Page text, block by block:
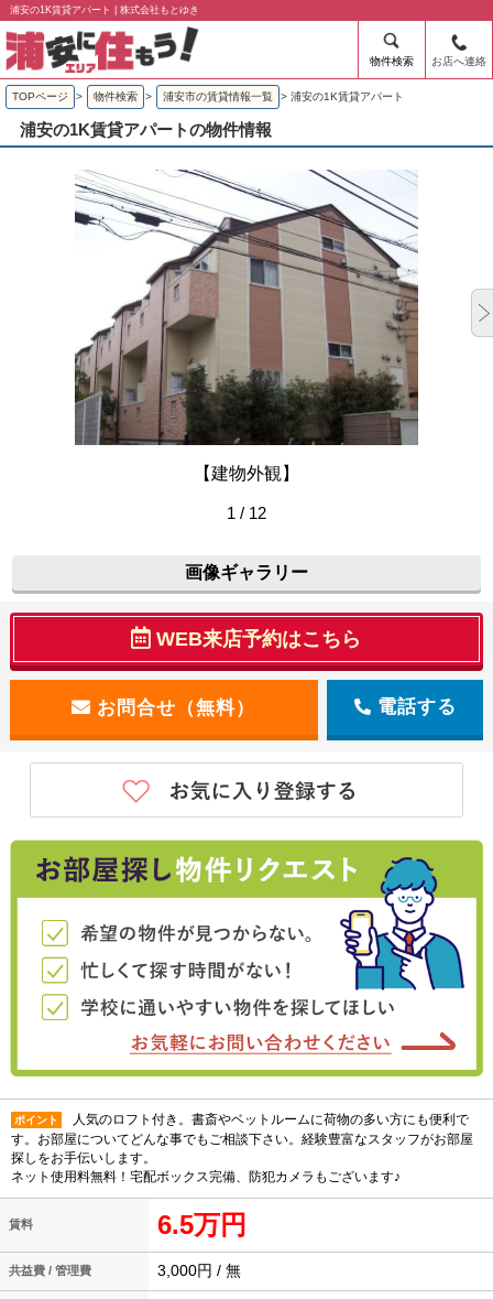
浦安の1K賃貸アパート | 株式会社もとゆき
物件検索 お店へ連絡
TOPページ > 物件検索 > 浦安市の賃貸情報一覧 > 浦安の1K賃貸アパート
浦安の1K賃貸アパートの物件情報
【建物外観】
1 / 12
画像ギャラリー
WEB来店予約はこちら
電話する
ポイント
人気のロフト付き。書斎やベットルームに荷物の多い方にも便利で
す。お部屋についてどんな事でもご相談下さい。経験豊富なスタッフがお部屋
探しをお手伝いします。
ネット使用料無料！宅配ボックス完備、防犯カメラもございます♪
賃料 6.5万円
共益費 / 管理費 3,000円 / 無